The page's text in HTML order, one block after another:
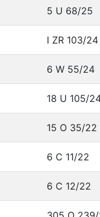
5 U 68/25
I ZR 103/24
6 W 55/24
18 U 105/
15 O 35/22
6 C 11/22
6 C 12/22